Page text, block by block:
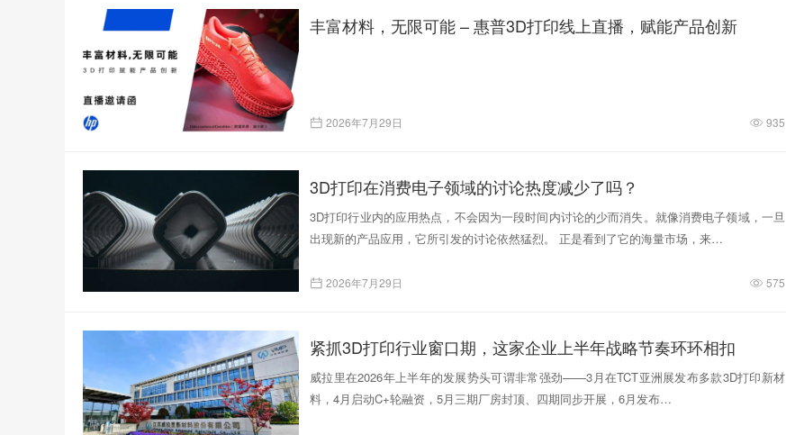
丰富材料，无限可能 – 惠普3D打印线上直播，赋能产品创新
2026年7月29日 935
3D打印在消费电子领域的讨论热度减少了吗？
3D打印行业内的应用热点，不会因为一段时间内讨论的少而消失。就像消费电子领域，一旦
出现新的产品应用，它所引发的讨论依然猛烈。 正是看到了它的海量市场，来…
2026年7月29日 575
紧抓3D打印行业窗口期，这家企业上半年战略节奏环环相扣
威拉里在2026年上半年的发展势头可谓非常强劲——3月在TCT亚洲展发布多款3D打印新材
料，4月启动C+轮融资，5月三期厂房封顶、四期同步开展，6月发布…